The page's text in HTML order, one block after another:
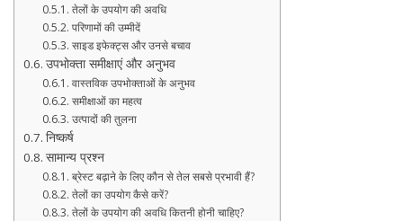
तेलों के उपयोग की अवधि
परिणामों की उम्मीदें
साइड इफेक्ट्स और उनसे बचाव
उपभोक्ता समीक्षाएं और अनुभव
वास्तविक उपभोक्ताओं के अनुभव
समीक्षाओं का महत्व
उत्पादों की तुलना
निष्कर्ष
सामान्य प्रश्न
ब्रेस्ट बढ़ाने के लिए कौन से तेल सबसे प्रभावी हैं?
तेलों का उपयोग कैसे करें?
तेलों के उपयोग की अवधि कितनी होनी चाहिए?